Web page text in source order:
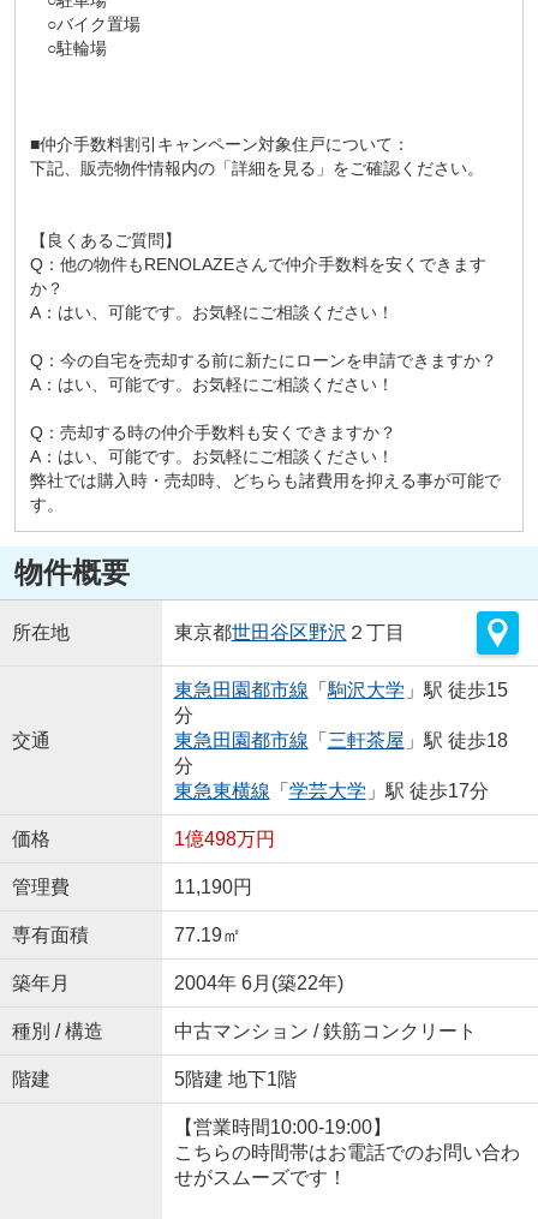
○バイク置場
○駐輪場
■仲介手数料割引キャンペーン対象住戸について：
下記、販売物件情報内の「詳細を見る」をご確認ください。
【良くあるご質問】
Q：他の物件もRENOLAZEさんで仲介手数料を安くできます
か？
A：はい、可能です。お気軽にご相談ください！
Q：今の自宅を売却する前に新たにローンを申請できますか？
A：はい、可能です。お気軽にご相談ください！
Q：売却する時の仲介手数料も安くできますか？
A：はい、可能です。お気軽にご相談ください！
弊社では購入時・売却時、どちらも諸費用を抑える事が可能で
す。
物件概要
所在地 東京都世田谷区野沢 ２丁目
交通
東急田園都市線 「 駒沢大学 」駅 徒歩15
分
東急田園都市線 「 三軒茶屋 」駅 徒歩18
分
東急東横線 「 学芸大学 」駅 徒歩17分
価格 1億498万円
管理費 11,190円
専有面積 77.19㎡
築年月 2004年 6月(築22年)
種別 / 構造 中古マンション / 鉄筋コンクリート
階建 5階建 地下1階
【営業時間10:00-19:00】
こちらの時間帯はお電話でのお問い合わ
せがスムーズです！